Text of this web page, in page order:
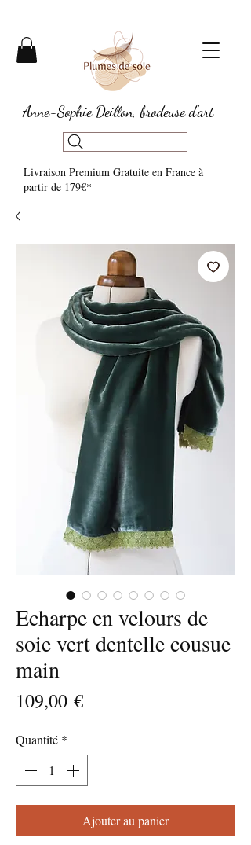
Anne-Sophie Deillon, brodeuse d'art
Livraison Premium Gratuite en France à
partir de 179€*​
Echarpe en velours de
soie vert dentelle cousue
main
109,00 €Prix
Quantité *
Ajouter au panier